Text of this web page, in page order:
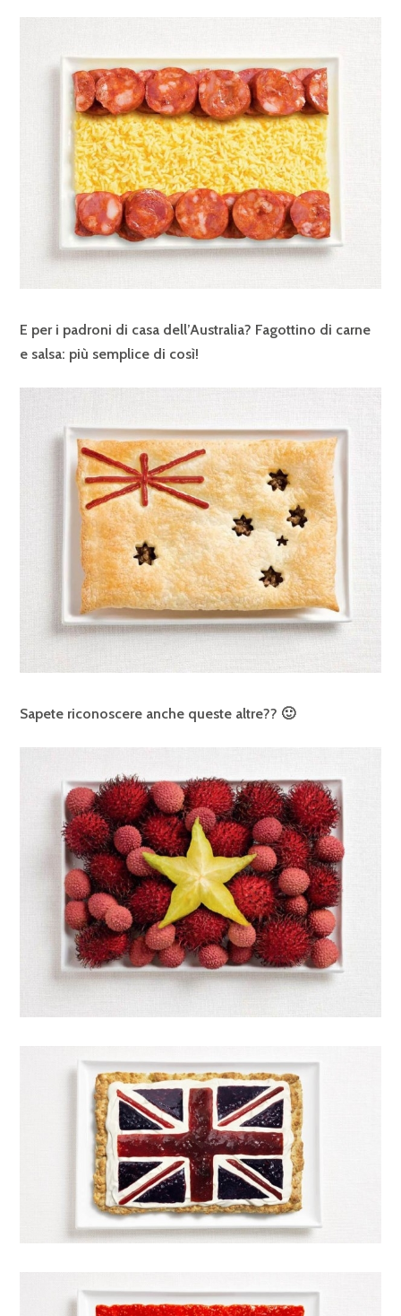
E per i padroni di casa dell’Australia? Fagottino di carne
e salsa: più semplice di così!
Sapete riconoscere anche queste altre?? 🙂